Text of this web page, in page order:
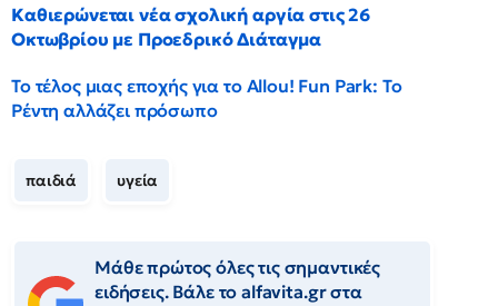
Καθιερώνεται νέα σχολική αργία στις 26
Οκτωβρίου με Προεδρικό Διάταγμα
Το τέλος μιας εποχής για το Allou! Fun Park: Το
Ρέντη αλλάζει πρόσωπο
παιδιά υγεία
Μάθε πρώτος όλες τις σημαντικές
ειδήσεις. Βάλε το alfavita.gr στα